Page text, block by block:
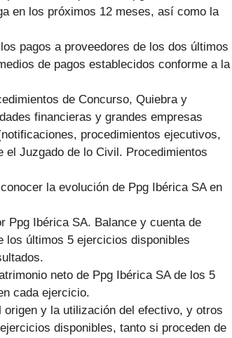
en los próximos 12 meses, así como la
pagos a proveedores de los dos últimos
de pagos establecidos conforme a la
de Concurso, Quiebra y
financieras y grandes empresas
procedimientos ejecutivos,
Juzgado de lo Civil. Procedimientos
la evolución de Ppg Ibérica SA en
Ppg Ibérica SA. Balance y cuenta de
los últimos 5 ejercicios disponibles
neto de Ppg Ibérica SA de los 5
cada ejercicio.
origen y la utilización del efectivo, y otros
disponibles, tanto si proceden de